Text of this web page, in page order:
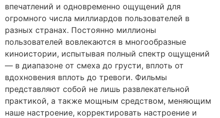
впечатлений и одновременно ощущений для
огромного числа миллиардов пользователей в
разных странах. Постоянно миллионы
пользователей вовлекаются в многообразные
киноистории, испытывая полный спектр ощущений
— в диапазоне от смеха до грусти, вплоть от
вдохновения вплоть до тревоги. Фильмы
представляют собой не лишь развлекательной
практикой, а также мощным средством, меняющим
наше настроение, корректировать настроение и